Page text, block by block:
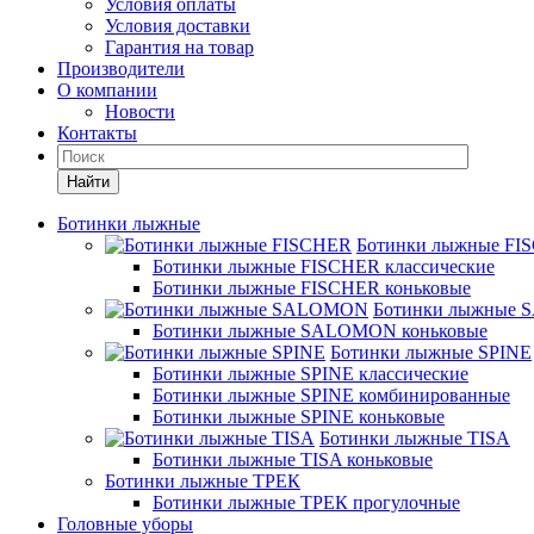
Условия оплаты
Условия доставки
Гарантия на товар
Производители
О компании
Новости
Контакты
Найти
Ботинки лыжные
Ботинки лыжные
Ботинки лыжные FISCHER классические
Ботинки лыжные FISCHER коньковые
Ботинки лыжные
Ботинки лыжные SALOMON коньковые
Ботинки лыжные SPINE
Ботинки лыжные SPINE классические
Ботинки лыжные SPINE комбинированные
Ботинки лыжные SPINE коньковые
Ботинки лыжные TISA
Ботинки лыжные TISA коньковые
Ботинки лыжные ТРЕК
Ботинки лыжные ТРЕК прогулочные
Головные уборы